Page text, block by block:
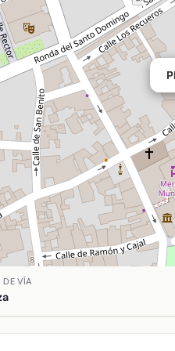
Palomares en Almagro,
DE VÍA